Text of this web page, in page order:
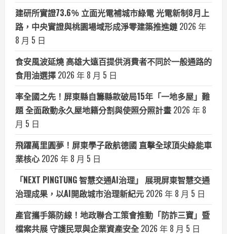
建研所實證73.6％ 立面光電補城市綠電 光電新制8月上
路，中央實證與桃園場域形成淨零建築推進鏈 2026 年
8 月 5 日
食安風波延燒 高雄大遠百提供消費者不同於一般通路的
食用油選擇 2026 年 8 月 5 日
率全國之先！屏東縣自籌縣款破局15年「一地多屋」難
題 全面啟動永久屋地籍分割與使照分照計畫 2026 年 8
月 5 日
飛躍萬里圓夢！屏東學子啟航德國 直擊全球頂尖綠能車
業核心 2026 年 8 月 5 日
「NEXT PINGTUNG 智慧交通AI治理」 展現屏東智慧交通
治理成果，以AI開啟城市治理新紀元 2026 年 8 月 5 日
產官攜手築防線！地政聯合工策會推動「防詐三寶」暨
檔案共展 守護民眾與企業資產安全 2026 年 8 月 5 日